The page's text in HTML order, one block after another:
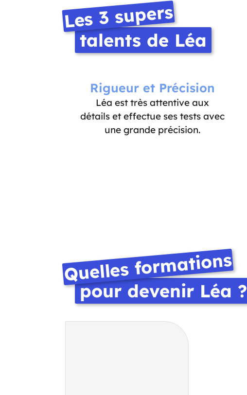
Les 3 supers
talents de Léa
Rigueur et Précision
Léa est très attentive aux
détails et effectue ses tests avec
une grande précision.
Quelles formations
pour devenir Léa ?